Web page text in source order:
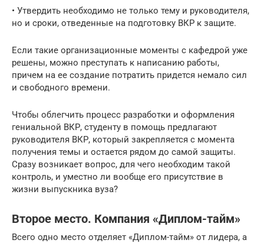
• Утвердить необходимо не только тему и руководителя,
но и сроки, отведенные на подготовку ВКР к защите.
Если такие организационные моменты с кафедрой уже
решены, можно преступать к написанию работы,
причем на ее создание потратить придется немало сил
и свободного времени.
Чтобы облегчить процесс разработки и оформления
гениальной ВКР, студенту в помощь предлагают
руководителя ВКР, который закрепляется с момента
получения темы и остается рядом до самой защиты.
Сразу возникает вопрос, для чего необходим такой
контроль, и уместно ли вообще его присутствие в
жизни выпускника вуза?
Второе место. Компания «Диплом-тайм»
Всего одно место отделяет «Диплом-тайм» от лидера, а